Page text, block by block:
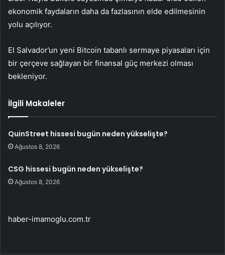
ekonomik faydaların daha da fazlasının elde edilmesinin
yolu açılıyor.
El Salvador’un yeni Bitcoin tabanlı sermaye piyasaları için
bir çerçeve sağlayan bir finansal güç merkezi olması
bekleniyor.
İlgili Makaleler
QuinStreet hissesi bugün neden yükselişte?
Ağustos 8, 2026
CSG hissesi bugün neden yükselişte?
Ağustos 8, 2026
haber-imamoglu.com.tr